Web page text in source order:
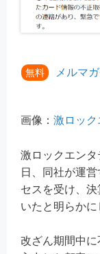
無料
メルマ
画像： 激ロック
激ロックエン
日、同社が運
セスを受け、
いたと明らかに
改ざん期間中